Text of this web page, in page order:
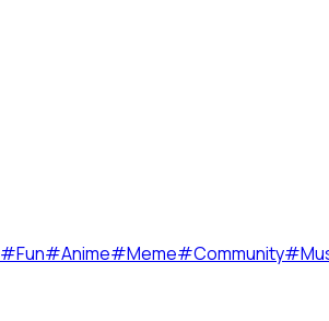
#Fun#Anime#Meme#Community#